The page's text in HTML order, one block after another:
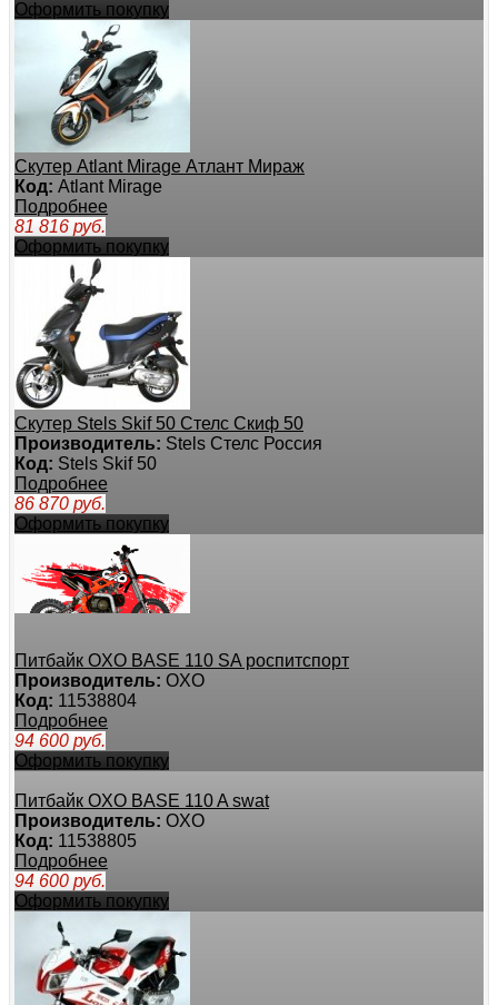
Оформить покупку
Скутер Atlant Mirage Атлант Мираж
Код: Atlant Mirage
Подробнее
81 816 руб.
Оформить покупку
Скутер Stels Skif 50 Стелс Скиф 50
Производитель: Stels Стелс Россия
Код: Stels Skif 50
Подробнее
86 870 руб.
Оформить покупку
Питбайк OXO BASE 110 SA роспитспорт
Производитель: OXO
Код: 11538804
Подробнее
94 600 руб.
Оформить покупку
Питбайк OXO BASE 110 A swat
Производитель: OXO
Код: 11538805
Подробнее
94 600 руб.
Оформить покупку